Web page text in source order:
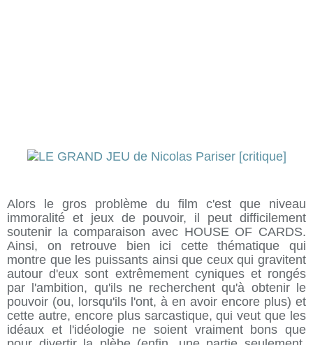
Alors le gros problème du film c'est que niveau
immoralité et jeux de pouvoir, il peut difficilement
soutenir la comparaison avec HOUSE OF CARDS.
Ainsi, on retrouve bien ici cette thématique qui
montre que les puissants ainsi que ceux qui gravitent
autour d'eux sont extrêmement cyniques et rongés
par l'ambition, qu'ils ne recherchent qu'à obtenir le
pouvoir (ou, lorsqu'ils l'ont, à en avoir encore plus) et
cette autre, encore plus sarcastique, qui veut que les
idéaux et l'idéologie ne soient vraiment bons que